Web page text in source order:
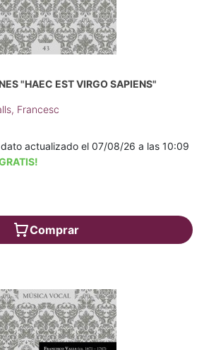
"HAEC EST VIRGO SAPIENS"
Francesc
dato actualizado el 07/08/26 a las 10:09
Comprar